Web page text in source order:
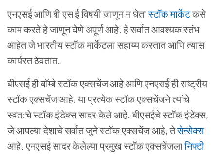
एनएसई आणि बी एस ई विषयी जाणून न घेतास्टॉक मार्केटकसे
काम करते हे जाणून घेणे अपूर्ण आहे. हे सर्वात आवश्यक स्तंभ
आहेत जे भारतीय स्टॉक मार्केटला सहाय्य करतात आणि त्यास
कार्यरत ठेवतात.
बीएसई ही बॉम्बे स्टॉक एक्सचेंज आहे आणि एनएसई ही राष्ट्रीय
स्टॉक एक्सचेंज आहे. या प्रत्येक स्टॉक एक्सचेंजने त्यांचे
स्वत:चे स्टॉक इंडेक्स सादर केले आहे. बीएसईचे स्टॉक इंडेक्स,
जे आपल्या देशाचे सर्वात जुने स्टॉक एक्सचेंज आहे, तेसेन्सेक्स
आहे. एनएसई सादर केलेल्या प्रमुख स्टॉक एक्सचेंजलानिफ्टी